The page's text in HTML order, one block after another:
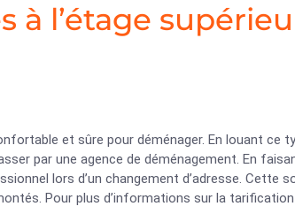
à l’étage
et sûre pour déménager. En louant ce
par une agence de déménagement. En
lors d’un changement d’adresse. Cette
Pour plus d’informations sur la